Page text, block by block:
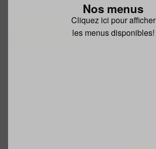
Nos menus
Cliquez ici pour afficher
les menus disponibles!